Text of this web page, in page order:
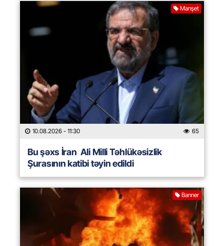
Manşet
10.08.2026 - 11:30 65
Bu şəxs İran Ali Milli Təhlükəsizlik
Şurasının katibi təyin edildi
Banner